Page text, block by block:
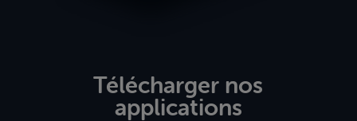
Télécharger nos
applications